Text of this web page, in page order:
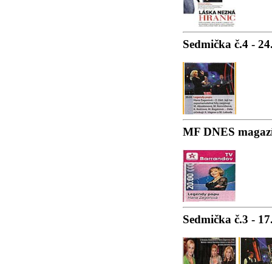
Sedmička č.4 -
MF DNES
Sedmička č.3 -